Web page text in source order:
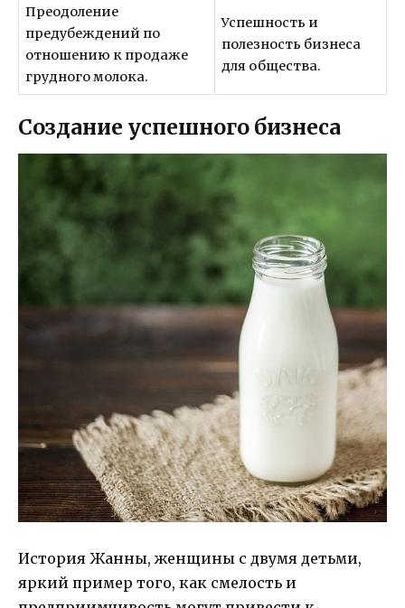
Преодоление
предубеждений по
отношению к продаже
грудного молока.
Успешность и
полезность бизнеса
для общества.
Создание успешного бизнеса
История Жанны, женщины с двумя детьми,
яркий пример того, как смелость и